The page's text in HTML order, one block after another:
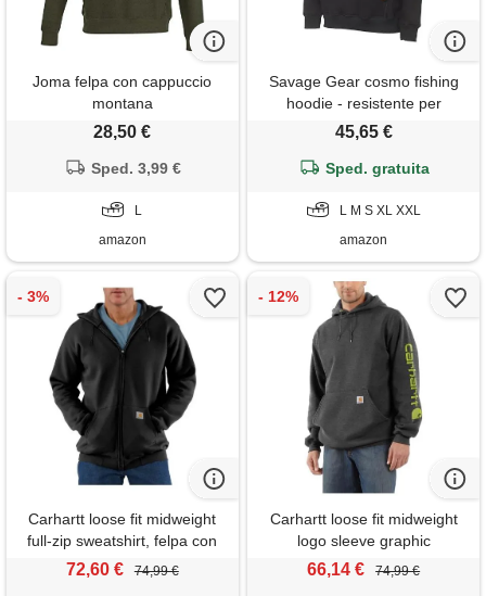
Joma felpa con cappuccio
montana
28,50 €
Sped. 3,99 €
L
amazon
Savage Gear cosmo fishing
hoodie - resistente per
pescatori, campeggiatori,
felpa per avventure all'aperto
con pile spazzolato, m
45,65 €
Sped. gratuita
L M S XL XXL
amazon
Carhartt loose fit midweight
full-zip sweatshirt, felpa con
cappuccio uomo, nero, xl
72,60 € 74,99 €
Carhartt loose fit midweight
logo sleeve graphic
sweatshirt, felpa con
66,14 € 74,99 €